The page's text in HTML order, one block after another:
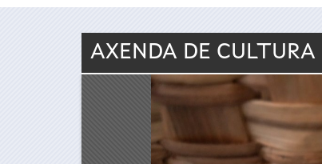
principal
está
AXENDA DE CULTURA